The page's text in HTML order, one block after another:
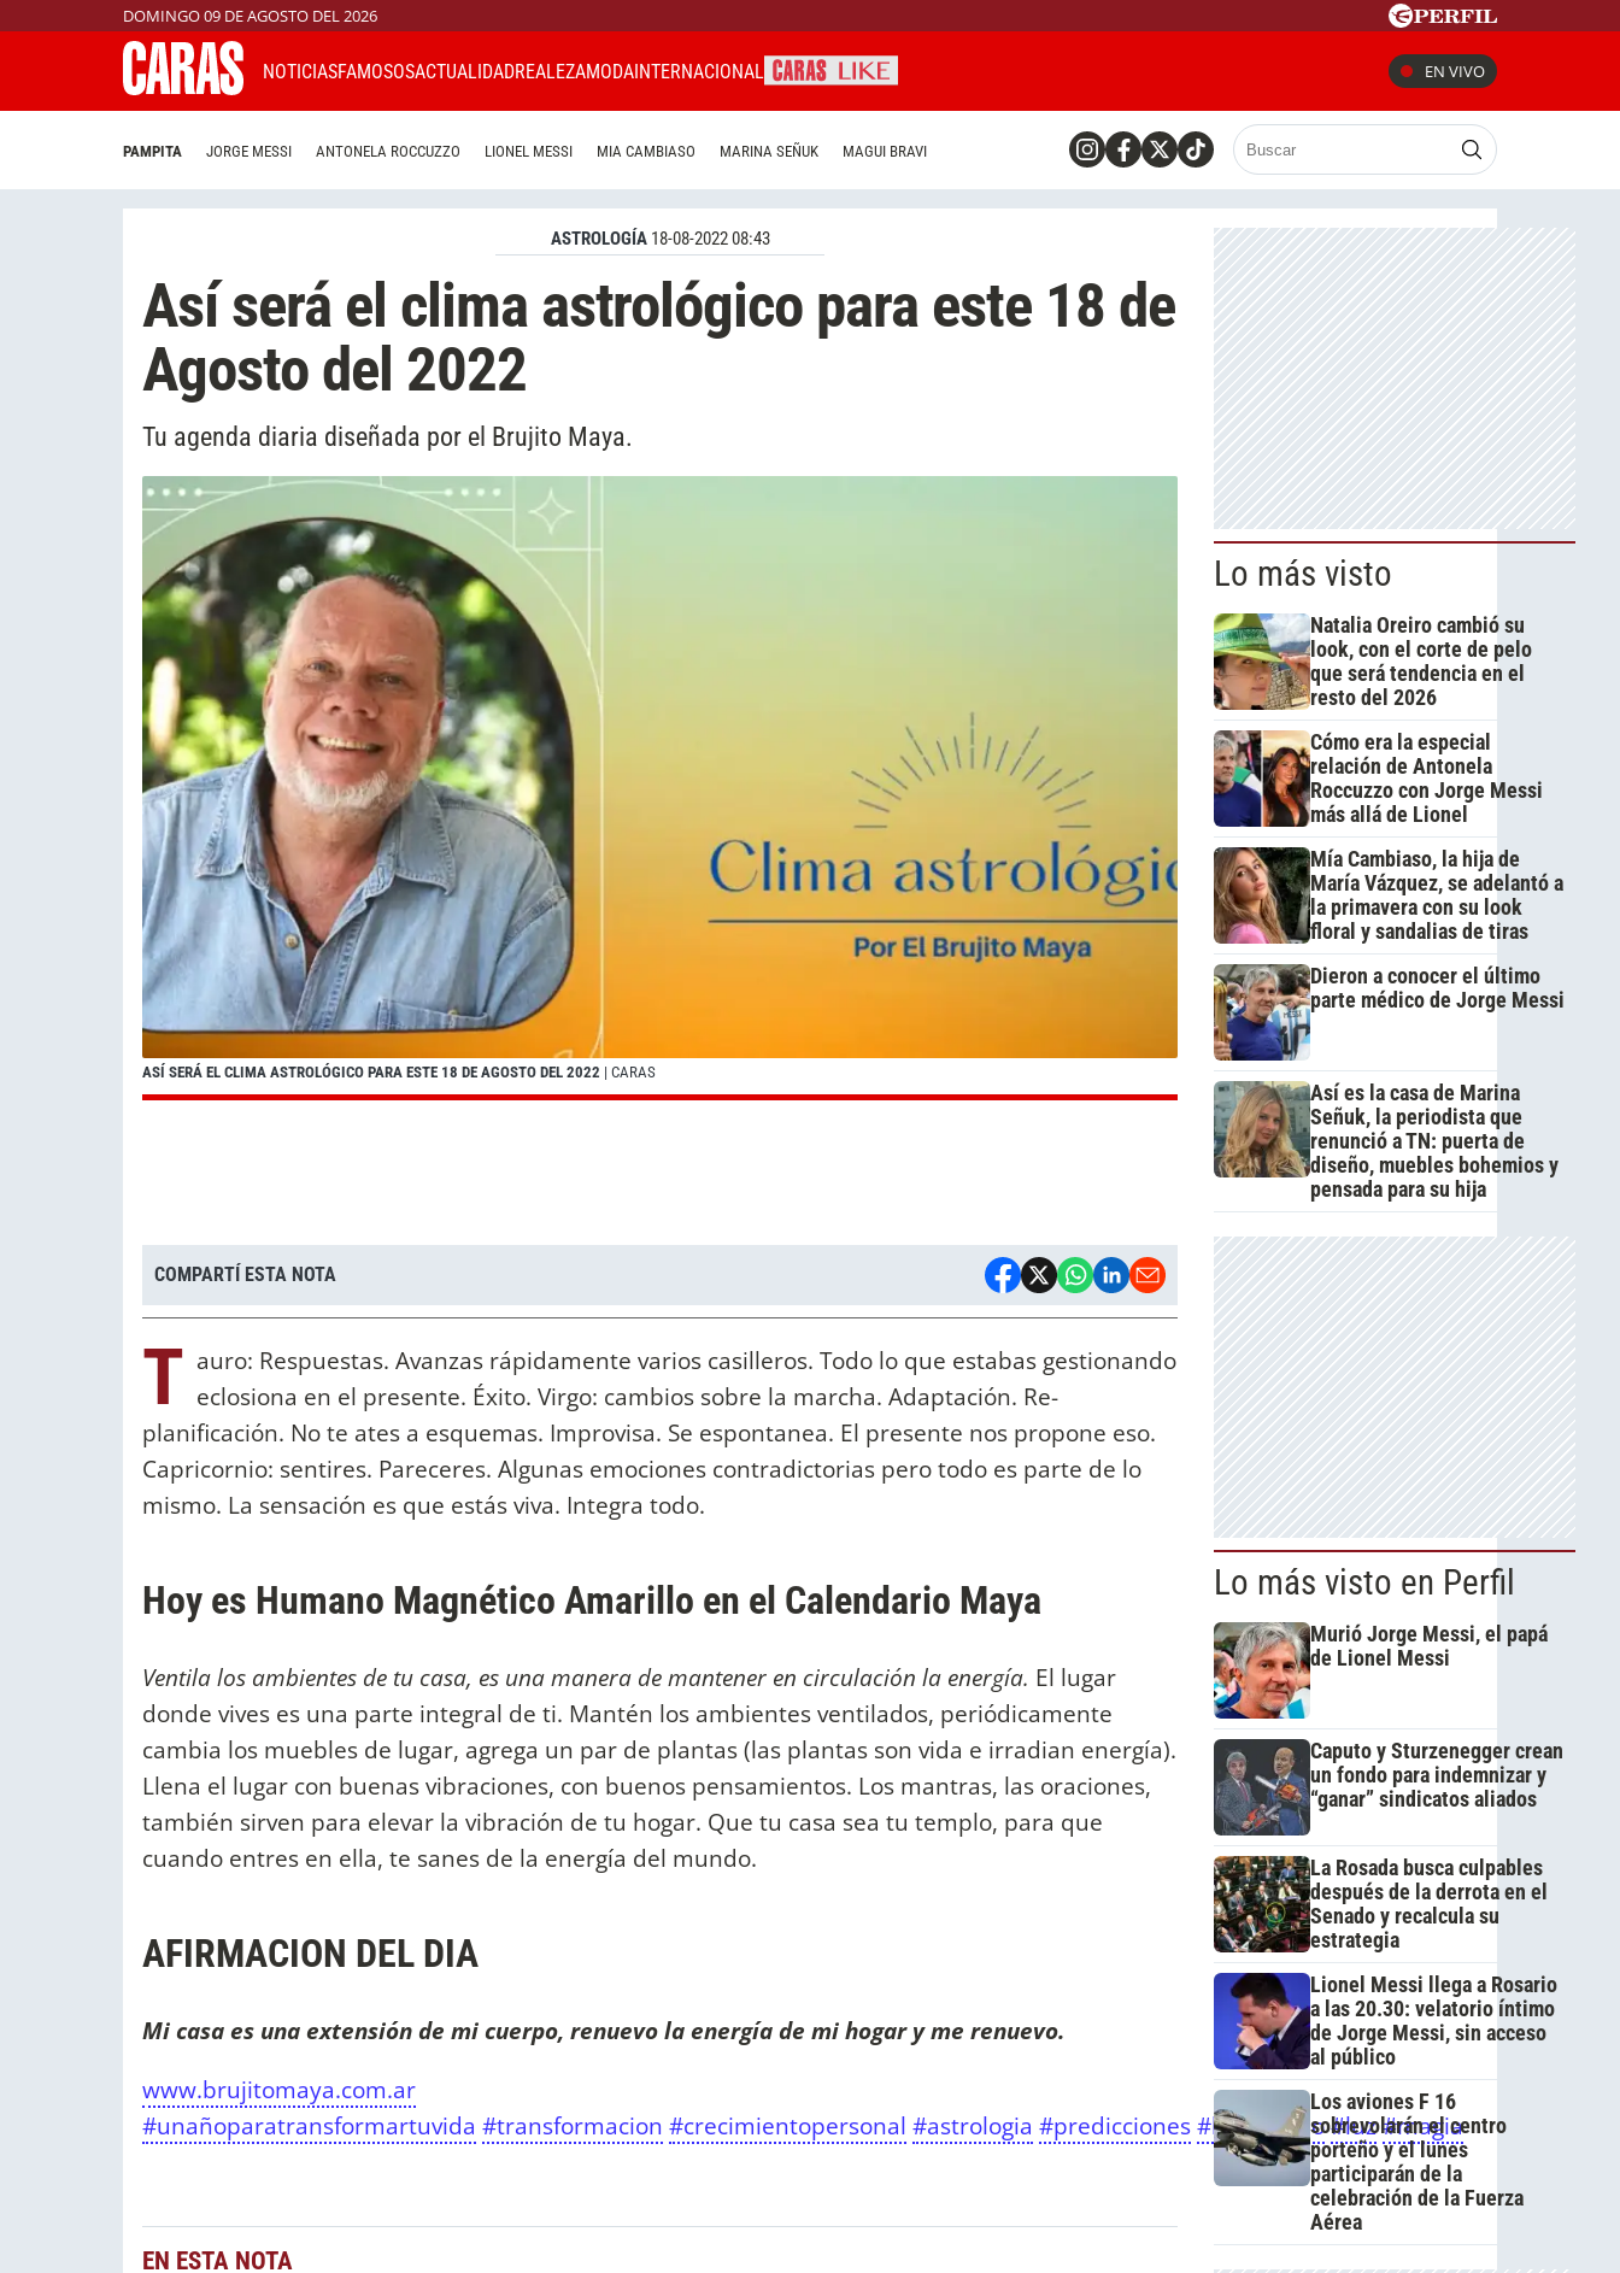
DOMINGO 09 DE AGOSTO DEL 2026
NOTICIASFAMOSOSACTUALIDADREALEZAMODAINTERNACIONAL EN VIVO
PAMPITA JORGE MESSI ANTONELA ROCCUZZO LIONEL MESSI MIA CAMBIASO MARINA SEÑUK MAGUI BRAVI
ASTROLOGÍA 18-08-2022 08:43
Así será el clima astrológico para este 18 de
Agosto del 2022
Tu agenda diaria diseñada por el Brujito Maya.
ASÍ SERÁ EL CLIMA ASTROLÓGICO PARA ESTE 18 DE AGOSTO DEL 2022 | CARAS
COMPARTÍ ESTA NOTA
T auro: Respuestas. Avanzas rápidamente varios casilleros. Todo lo que estabas gestionando
eclosiona en el presente. Éxito. Virgo: cambios sobre la marcha. Adaptación. Re-
planificación. No te ates a esquemas. Improvisa. Se espontanea. El presente nos propone eso.
Capricornio: sentires. Pareceres. Algunas emociones contradictorias pero todo es parte de lo
mismo. La sensación es que estás viva. Integra todo.
Hoy es Humano Magnético Amarillo en el Calendario Maya
Ventila los ambientes de tu casa, es una manera de mantener en circulación la energía. El lugar
donde vives es una parte integral de ti. Mantén los ambientes ventilados, periódicamente
cambia los muebles de lugar, agrega un par de plantas (las plantas son vida e irradian energía).
Llena el lugar con buenas vibraciones, con buenos pensamientos. Los mantras, las oraciones,
también sirven para elevar la vibración de tu hogar. Que tu casa sea tu templo, para que
cuando entres en ella, te sanes de la energía del mundo.
AFIRMACION DEL DIA
Mi casa es una extensión de mi cuerpo, renuevo la energía de mi hogar y me renuevo.
www.brujitomaya.com.ar
#unañoparatransformartuvida #transformacion #crecimientopersonal #astrologia #predicciones#horoscopo#luz#magia
EN ESTA NOTA
Lo más visto
Natalia Oreiro cambió su
look, con el corte de pelo
que será tendencia en el
resto del 2026
Cómo era la especial
relación de Antonela
Roccuzzo con Jorge Messi
más allá de Lionel
Mía Cambiaso, la hija de
María Vázquez, se adelantó a
la primavera con su look
floral y sandalias de tiras
Dieron a conocer el último
parte médico de Jorge Messi
Así es la casa de Marina
Señuk, la periodista que
renunció a TN: puerta de
diseño, muebles bohemios y
pensada para su hija
Lo más visto en Perfil
Murió Jorge Messi, el papá
de Lionel Messi
Caputo y Sturzenegger crean
un fondo para indemnizar y
“ganar” sindicatos aliados
La Rosada busca culpables
después de la derrota en el
Senado y recalcula su
estrategia
Lionel Messi llega a Rosario
a las 20.30: velatorio íntimo
de Jorge Messi, sin acceso
al público
Los aviones F 16
sobrevolarán el centro
porteño y el lunes
participarán de la
celebración de la Fuerza
Aérea